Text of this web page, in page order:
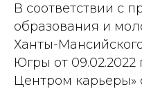
В соответствии с
образования и
Ханты-
Югры от 09.02.2022
Центром карьеры»